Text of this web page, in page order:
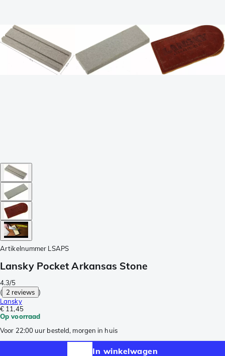
Artikelnummer LSAPS
Lansky Pocket Arkansas Stone
4.3/5
( 2 reviews )
Lansky
€ 11,45
Op voorraad
Voor 22:00 uur besteld, morgen in huis
In winkelwagen